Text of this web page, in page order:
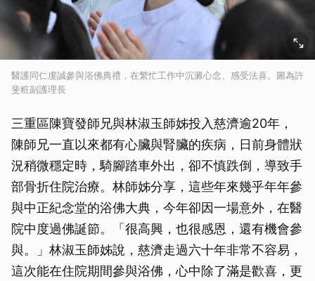
醫護同仁虔誠參與浴佛典禮，在繁忙工作中沉澱心念、感受法喜。圖為許
斐粧副護理長
三重區陳寶發師兄與林淑玉師姊投入慈濟逾20年，
陳師兄一直以來都有心臟與腎臟的疾病，日前身體狀
況稍微穩定時，騎腳踏車外出，卻不慎跌倒，導致手
部骨折住院治療。林師姊分享，這些年來幾乎年年參
與中正紀念堂的浴佛大典，今年卻因一場意外，在醫
院中度過佛誕節。「很高興，也很感恩，還有機會參
與。」林淑玉師姊說，慈濟走過六十年非常不容易，
這次能在住院期間參與浴佛，心中除了滿是歡喜，更